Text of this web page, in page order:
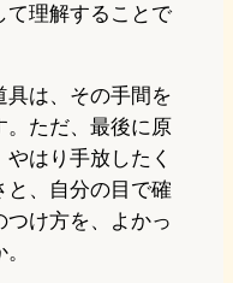
て理解することで
具は、その手間を
。ただ、最後に原
はり手放したく
と、自分の目で確
け方を、よかっ